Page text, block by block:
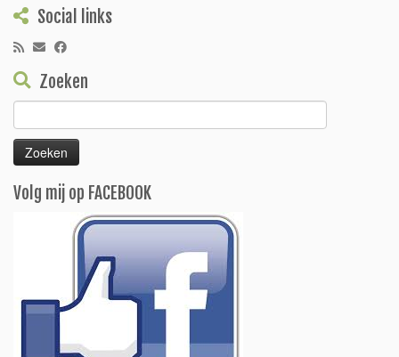
Social links
Zoeken
naar:
Volg mij op FACEBOOK